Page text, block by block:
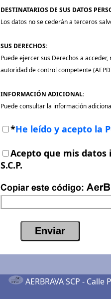
DESTINATARIOS DE SUS DATOS
Los datos no se cederán a terceros
SUS DERECHOS:
Puede ejercer sus Derechos a
autoridad de control competente
INFORMACIÓN ADICIONAL:
Puede consultar la información
*He leído y acepto la
Acepto que mis
S.C.P.
AERBRAVA SCP - Calle